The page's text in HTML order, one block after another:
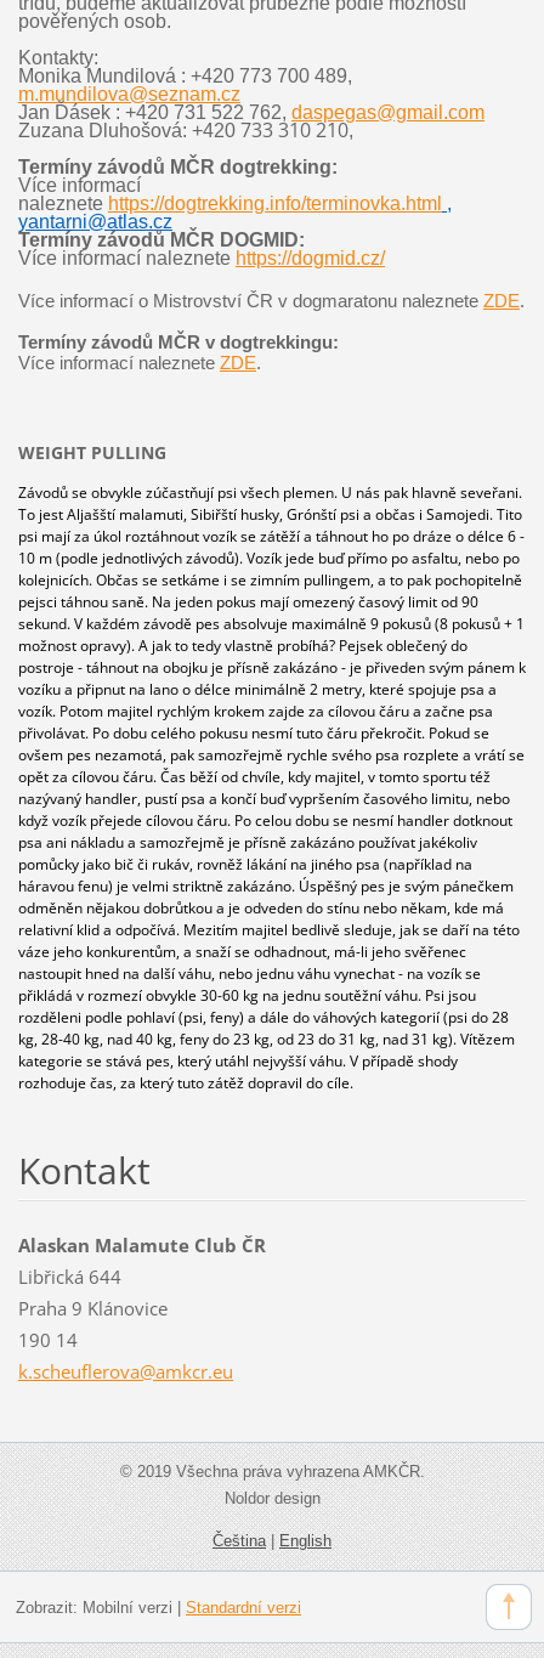
pověřených osob.
Kontakty:
Monika Mundilová : +420 773 700 489,
m.mundilova@seznam.cz
Jan Ďásek : +420 731 522 762, daspegas@gmail.com
Zuzana Dluhošová: +420 733 310 210,
Termíny závodů MČR dogtrekking:
Více informací
naleznete https://dogtrekking.info/terminovka.html ,
yantarni@atlas.cz
Termíny závodů MČR DOGMID:
Více informací naleznete https://dogmid.cz/
Více informací o Mistrovství ČR v dogmaratonu naleznete ZDE.
Termíny závodů MČR v dogtrekkingu:
Více informací naleznete ZDE.
WEIGHT PULLING
Závodů se obvykle zúčastňují psi všech plemen. U nás pak hlavně seveřani.
To jest Aljašští malamuti, Sibiřští husky, Grónští psi a občas i Samojedi. Tito
psi mají za úkol roztáhnout vozík se zátěží a táhnout ho po dráze o délce 6 -
10 m (podle jednotlivých závodů). Vozík jede buď přímo po asfaltu, nebo po
kolejnicích. Občas se setkáme i se zimním pullingem, a to pak pochopitelně
pejsci táhnou saně. Na jeden pokus mají omezený časový limit od 90
sekund. V každém závodě pes absolvuje maximálně 9 pokusů (8 pokusů + 1
možnost opravy). A jak to tedy vlastně probíhá? Pejsek oblečený do
postroje - táhnout na obojku je přísně zakázáno - je přiveden svým pánem k
vozíku a připnut na lano o délce minimálně 2 metry, které spojuje psa a
vozík. Potom majitel rychlým krokem zajde za cílovou čáru a začne psa
přivolávat. Po dobu celého pokusu nesmí tuto čáru překročit. Pokud se
ovšem pes nezamotá, pak samozřejmě rychle svého psa rozplete a vrátí se
opět za cílovou čáru. Čas běží od chvíle, kdy majitel, v tomto sportu též
nazývaný handler, pustí psa a končí buď vypršením časového limitu, nebo
když vozík přejede cílovou čáru. Po celou dobu se nesmí handler dotknout
psa ani nákladu a samozřejmě je přísně zakázáno používat jakékoliv
pomůcky jako bič či rukáv, rovněž lákání na jiného psa (například na
háravou fenu) je velmi striktně zakázáno. Úspěšný pes je svým pánečkem
odměněn nějakou dobrůtkou a je odveden do stínu nebo někam, kde má
relativní klid a odpočívá. Mezitím majitel bedlivě sleduje, jak se daří na této
váze jeho konkurentům, a snaží se odhadnout, má-li jeho svěřenec
nastoupit hned na další váhu, nebo jednu váhu vynechat - na vozík se
přikládá v rozmezí obvykle 30-60 kg na jednu soutěžní váhu. Psi jsou
rozděleni podle pohlaví (psi, feny) a dále do váhových kategorií (psi do 28
kg, 28-40 kg, nad 40 kg, feny do 23 kg, od 23 do 31 kg, nad 31 kg). Vítězem
kategorie se stává pes, který utáhl nejvyšší váhu. V případě shody
rozhoduje čas, za který tuto zátěž dopravil do cíle.
Kontakt
Alaskan Malamute Club ČR
Libřická 644
Praha 9 Klánovice
190 14
k.scheuflerova@amkcr.eu
© 2019 Všechna práva vyhrazena AMKČR.
Noldor design
Čeština|English
Zobrazit: Mobilní verzi Standardní verzi